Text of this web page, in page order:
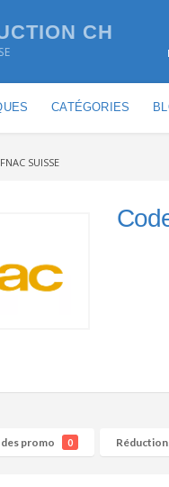
CH
CATÉGORIES
FNAC SUISSE
promo 0